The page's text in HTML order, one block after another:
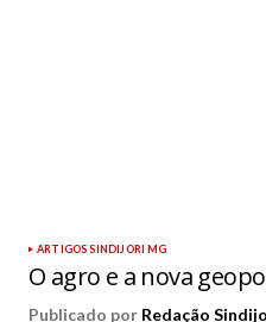
ARTIGOS SINDIJORI MG
O agro e a nova
Publicado por Redação